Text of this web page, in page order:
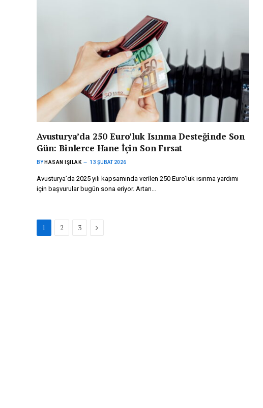
Avusturya’da 250 Euro’luk Isınma Desteğinde Son
Gün: Binlerce Hane İçin Son Fırsat
BY HASAN IŞILAK 13 ŞUBAT 2026
Avusturya’da 2025 yılı kapsamında verilen 250 Euro’luk ısınma yardımı
için başvurular bugün sona eriyor. Artan…
1 2 3 Next